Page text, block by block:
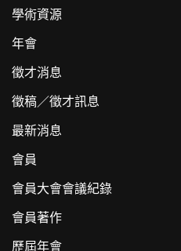
學術資源
年會
徵才消息
徵稿／徵才訊息
最新消息
會員
會員大會會議紀錄
會員著作
歷屆年會